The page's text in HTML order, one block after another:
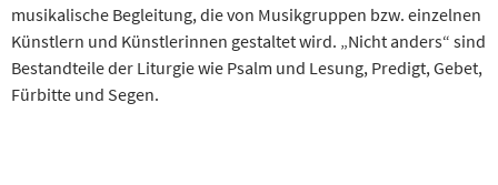
musikalische Begleitung, die von Musikgruppen bzw. einzelnen
Künstlern und Künstlerinnen gestaltet wird. „Nicht anders“ sind
Bestandteile der Liturgie wie Psalm und Lesung, Predigt, Gebet,
Fürbitte und Segen.